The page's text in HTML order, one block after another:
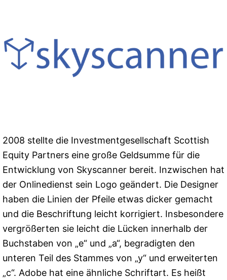
2008 stellte die Investmentgesellschaft Scottish
Equity Partners eine große Geldsumme für die
Entwicklung von Skyscanner bereit. Inzwischen hat
der Onlinedienst sein Logo geändert. Die Designer
haben die Linien der Pfeile etwas dicker gemacht
und die Beschriftung leicht korrigiert. Insbesondere
vergrößerten sie leicht die Lücken innerhalb der
Buchstaben von „e“ und „a“, begradigten den
unteren Teil des Stammes von „y“ und erweiterten
„c“. Adobe hat eine ähnliche Schriftart. Es heißt